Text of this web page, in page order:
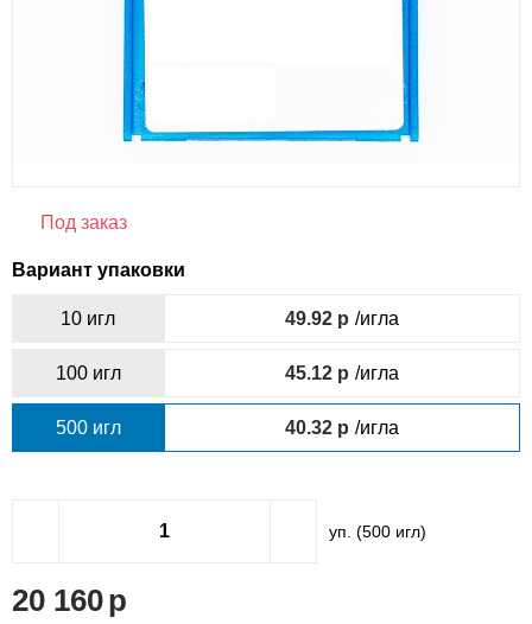
Под заказ
Вариант упаковки
10 игл 49.92 /игла
100 игл 45.12 /игла
500 игл 40.32 /игла
уп. (500игл)
20 160